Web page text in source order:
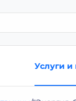
Услуги и